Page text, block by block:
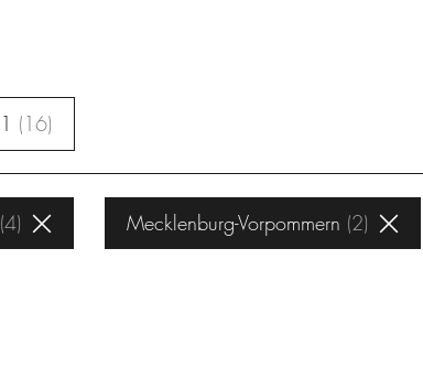
16
4 Mecklenburg-Vorpommern 2